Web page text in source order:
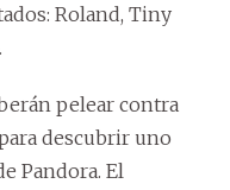
Roland, Tiny
pelear contra
descubrir uno
Pandora. El